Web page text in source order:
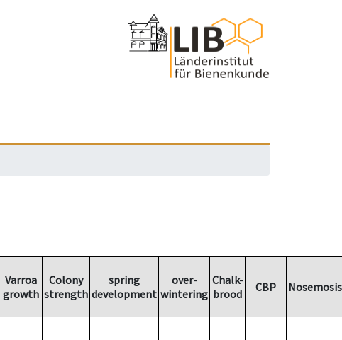
Varroa
growth
Colony
strength
spring
development
over-
wintering
Chalk-
brood
CBP Nosemosis